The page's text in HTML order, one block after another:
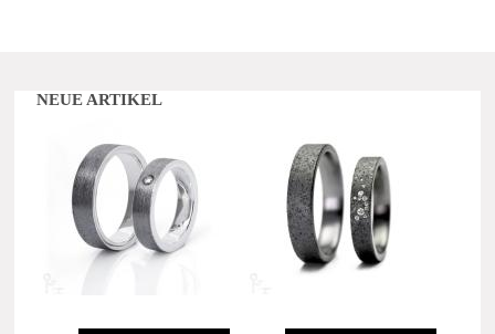
NEUE ARTIKEL